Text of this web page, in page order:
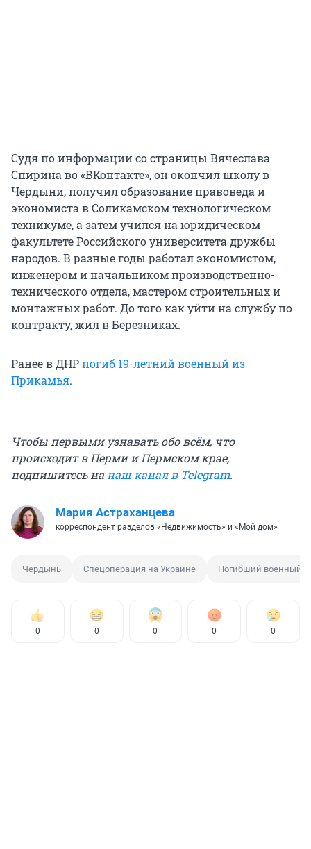
Судя по информации со страницы Вячеслава
Спирина во «ВКонтакте», он окончил школу в
Чердыни, получил образование правоведа и
экономиста в Соликамском технологическом
техникуме, а затем учился на юридическом
факультете Российского университета дружбы
народов. В разные годы работал экономистом,
инженером и начальником производственно-
технического отдела, мастером строительных и
монтажных работ. До того как уйти на службу по
контракту, жил в Березниках.
Ранее в ДНРпогиб 19-летний военный из
Прикамья.
Чтобы первыми узнавать обо всём, что
происходит в Перми и Пермском крае,
подпишитесь нанаш канал в Telegram.
Мария Астраханцева
корреспондент разделов «Недвижимость» и «Мой дом»
Чердынь Спецоперация на Украине Погибший военный
0 0 0 0 0